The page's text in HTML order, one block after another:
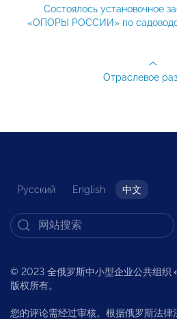
Состоялось установочное
«ОПОРЫ РОССИИ» по
Отраслевое
Русский English 中文
© 2023 全俄罗斯中小型企业公共组织
版权所有。
您的评论需经过审核。根据俄罗斯法